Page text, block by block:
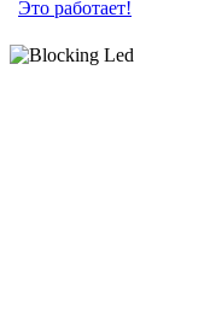
Это работает!